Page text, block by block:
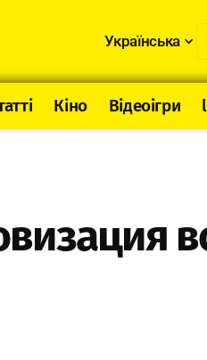
Українська
Кіно Відеоігри